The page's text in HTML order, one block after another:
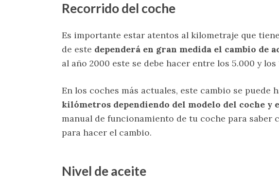
Recorrido del coche
Es importante estar atentos al kilometraje que
de este dependerá en gran medida el cambio de
al año 2000 este se debe hacer entre los 5.000 y
En los coches más actuales, este cambio se puede
kilómetros dependiendo del modelo del coche y
manual de funcionamiento de tu coche para saber
para hacer el cambio.
Nivel de aceite